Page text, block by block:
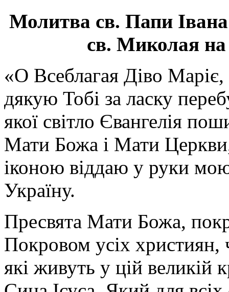
Молитва св. Папи
св. Миколая на
«О Всеблагая Діво
дякую Тобі за ласку
якої світло Євангелія
Мати Божа і Мати
іконою віддаю у руки
Україну.
Пресвята Мати Божа,
Покровом усіх християн,
які живуть у цій великій